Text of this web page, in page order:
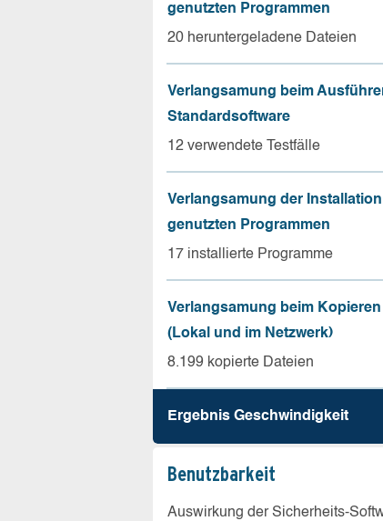
genutzten Programmen
20 heruntergeladene Dateien
Verlangsamung beim
Standardsoftware
12 verwendete Testfälle
Verlangsamung der
genutzten Programmen
17 installierte Programme
Verlangsamung beim
(Lokal und im Netzwerk)
8.199 kopierte Dateien
Ergebnis Geschw­indigkeit
Benutz­barkeit
Auswirkung der Sicherheits-